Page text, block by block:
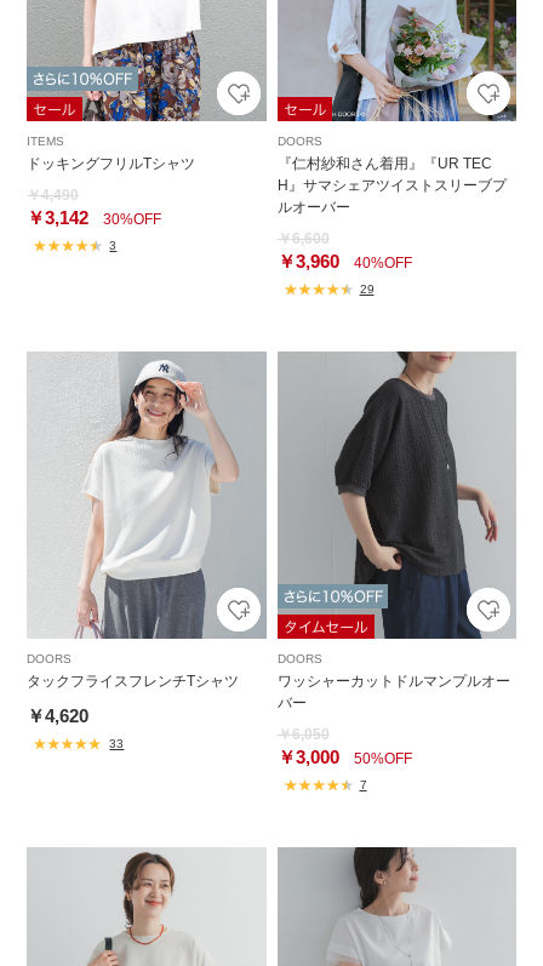
ITEMS
ドッキングフリルTシャツ
￥4,490
￥3,142 30%OFF
3
DOORS
『仁村紗和さん着用』『UR TEC
H』サマシェアツイストスリーブプ
ルオーバー
￥6,600
￥3,96040%OFF
29
DOORS
タックフライスフレンチTシャツ
￥4,620
33
DOORS
ワッシャーカットドルマンプルオー
バー
￥6,050
￥3,00050%OFF
7